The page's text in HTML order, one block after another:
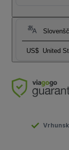
US$ United